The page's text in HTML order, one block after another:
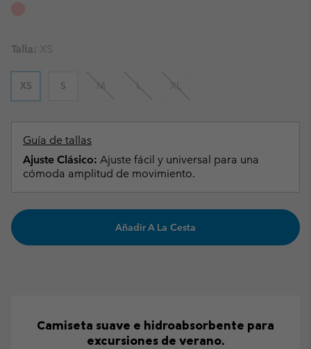
Talla: XS
XS S M L XL
Guía de tallas
Ajuste Clásico: Ajuste fácil y universal para una
cómoda amplitud de movimiento.
Añadir A La Cesta
Camiseta suave e hidroabsorbente para
excursiones de verano.